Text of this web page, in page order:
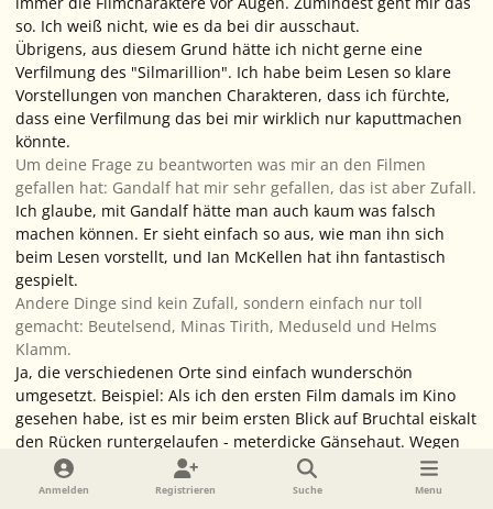
so. Ich weiß nicht, wie es da bei dir ausschaut.
Übrigens, aus diesem Grund hätte ich nicht gerne eine
Verfilmung des "Silmarillion". Ich habe beim Lesen so klare
Vorstellungen von manchen Charakteren, dass ich fürchte,
dass eine Verfilmung das bei mir wirklich nur kaputtmachen
könnte.
Um deine Frage zu beantworten was mir an den Filmen
gefallen hat: Gandalf hat mir sehr gefallen, das ist aber Zufall.
Ich glaube, mit Gandalf hätte man auch kaum was falsch
machen können. Er sieht einfach so aus, wie man ihn sich
beim Lesen vorstellt, und Ian McKellen hat ihn fantastisch
gespielt.
Andere Dinge sind kein Zufall, sondern einfach nur toll
gemacht: Beutelsend, Minas Tirith, Meduseld und Helms
Klamm.
Ja, die verschiedenen Orte sind einfach wunderschön
umgesetzt. Beispiel: Als ich den ersten Film damals im Kino
gesehen habe, ist es mir beim ersten Blick auf Bruchtal eiskalt
den Rücken runtergelaufen - meterdicke Gänsehaut. Wegen
der unglaublich beeindruckenden Bilder und der
hervorragenden Musik.
Anmelden Registrieren Suche Menu